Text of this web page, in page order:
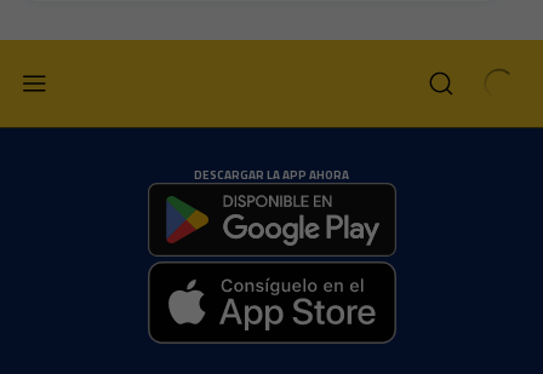
DESCARGAR LA APP AHORA